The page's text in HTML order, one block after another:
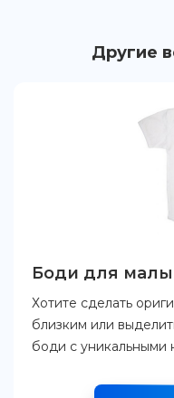
Другие
Боди для
Хотите сделать
близким или
боди с уникальными